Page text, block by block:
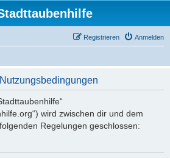
Anmelden
Registrieren
wird zwischen dir und dem
Regelungen geschlossen: